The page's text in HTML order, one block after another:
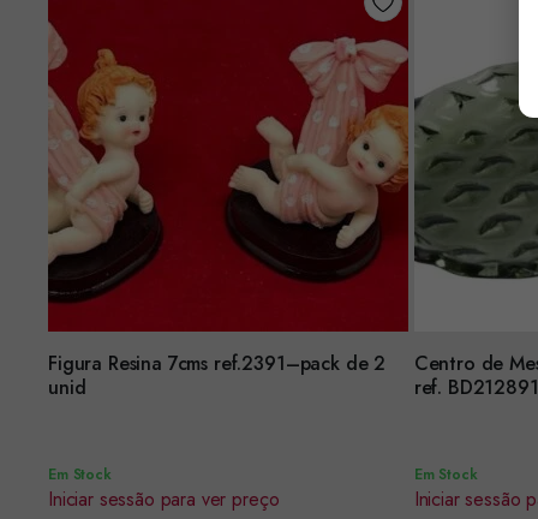
Figura Resina 7cms ref.2391–pack de 2
unid
Encomendar
Em Stock
Iniciar sessão para ver preço
Centro de
ref. BD212891
Encomendar
Em Stock
Iniciar sessão